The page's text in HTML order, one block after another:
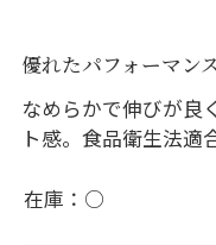
優れたパフォーマン
なめらかで伸びが良
ト感。食品衛生法適
在庫 ○